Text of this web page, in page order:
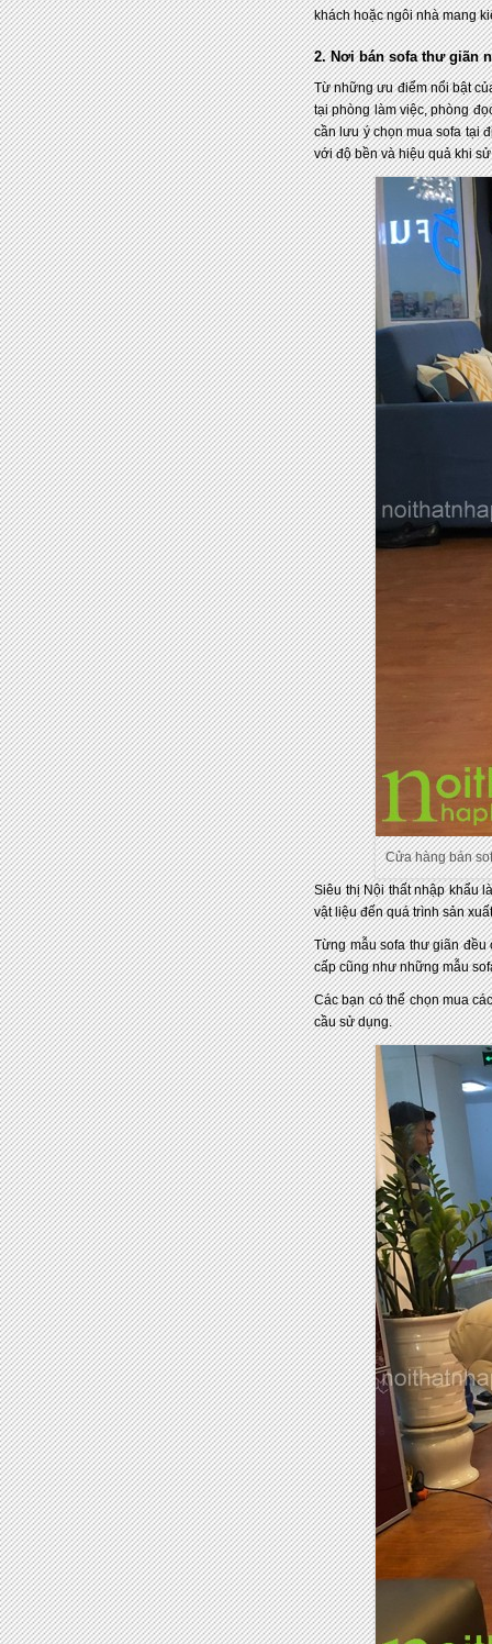
khách hoặc ngôi nhà mang
2. Nơi bán sofa thư giãn
Từ những ưu điểm nổi bật
tại phòng làm việc, phòng
cần lưu ý chọn mua sofa tại
với độ bền và hiệu quả khi
Cửa hàng bán
Siêu thị Nội thất nhập khẩu
vật liệu đến quá trình sản
Từng mẫu sofa thư giãn
cấp cũng như những mẫu
Các bạn có thể chọn mua
cầu sử dụng.